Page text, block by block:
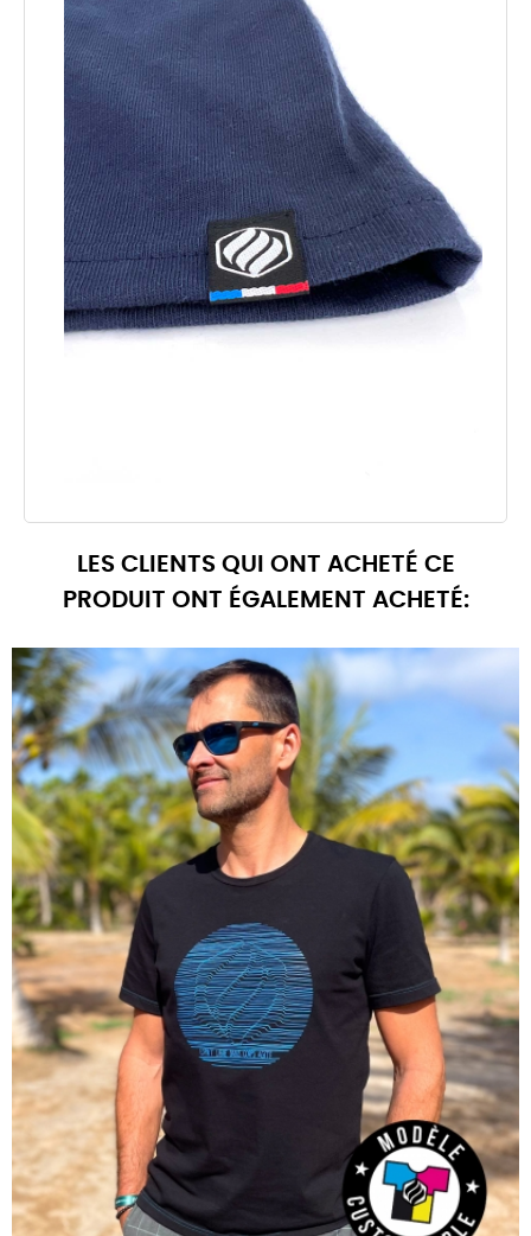
LES CLIENTS QUI ONT ACHETÉ CE
PRODUIT ONT ÉGALEMENT ACHETÉ: